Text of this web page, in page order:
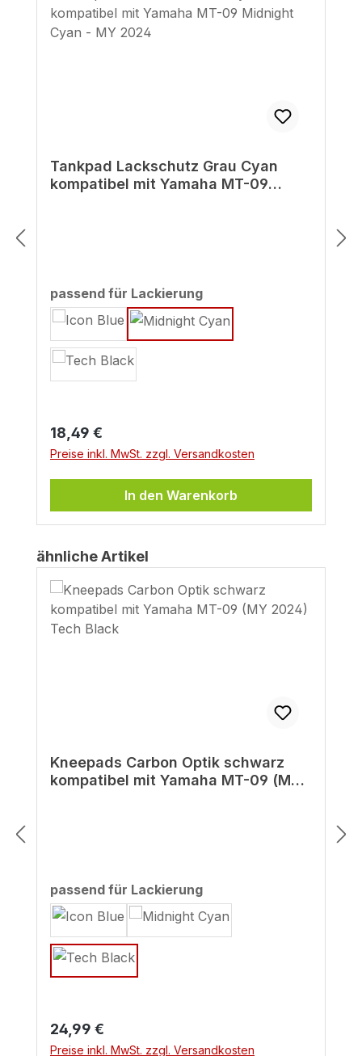
Tankpad Lackschutz Grau Cyan
kompatibel mit Yamaha MT-09
passend für Lackierungauswählen
Regulärer Preis:
18,49 €
Preise inkl. MwSt. zzgl. Versandkosten
In den Warenkorb
Produktgalerie überspringen
ähnliche Artikel
Kneepads Carbon Optik schwarz
kompatibel mit Yamaha MT-09 (MY
passend für Lackierungauswählen
Regulärer Preis:
24,99 €
Preise inkl. MwSt. zzgl. Versandkosten